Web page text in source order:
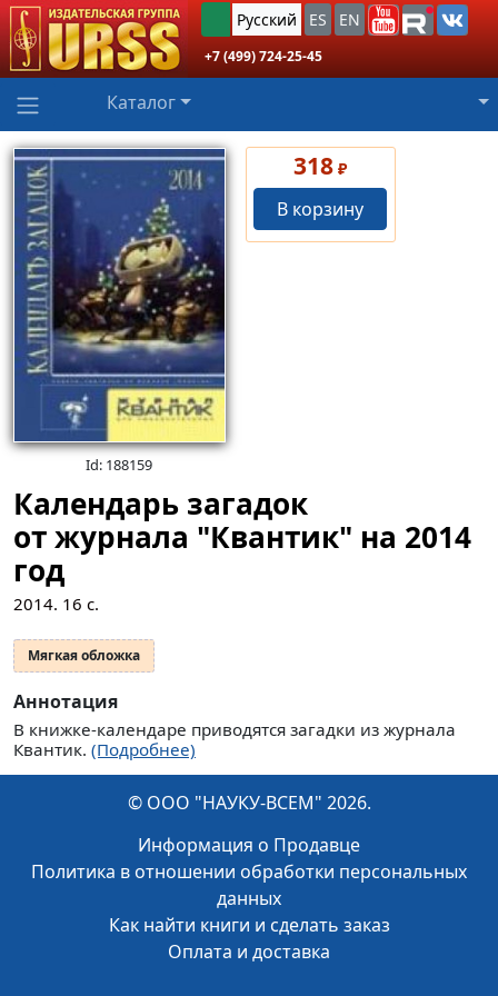
Русский ES EN
+7 (499) 724-25-45
Каталог
Id: 188159
318 ₽
В корзину
Календарь загадок
от журнала "Квантик" на 2014
год
2014. 16 с.
Мягкая обложка
Аннотация
В книжке-календаре приводятся загадки из журнала
Квантик. (Подробнее)
© ООО "НАУКУ-ВСЕМ" 2026.
Информация о Продавце
Политика в отношении обработки персональных
данных
Как найти книги и сделать заказ
Оплата и доставка